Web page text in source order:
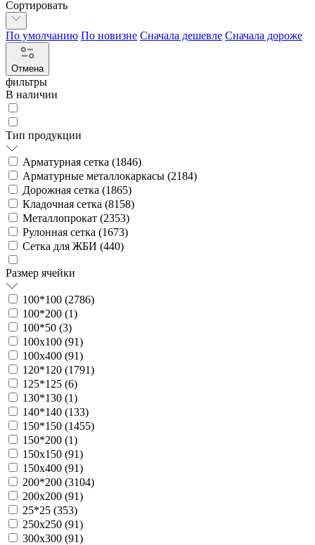
Сортировать
По умолчанию По новизне Сначала дешевле Сначала дороже
Отмена
фильтры
В наличии
Тип продукции
Арматурная сетка (1846)
Арматурные металлокаркасы (2184)
Дорожная сетка (1865)
Кладочная сетка (8158)
Металлопрокат (2353)
Рулонная сетка (1673)
Сетка для ЖБИ (440)
Размер ячейки
100*100 (2786)
100*200 (1)
100*50 (3)
100х100 (91)
100х400 (91)
120*120 (1791)
125*125 (6)
130*130 (1)
140*140 (133)
150*150 (1455)
150*200 (1)
150х150 (91)
150х400 (91)
200*200 (3104)
200х200 (91)
25*25 (353)
250х250 (91)
300х300 (91)